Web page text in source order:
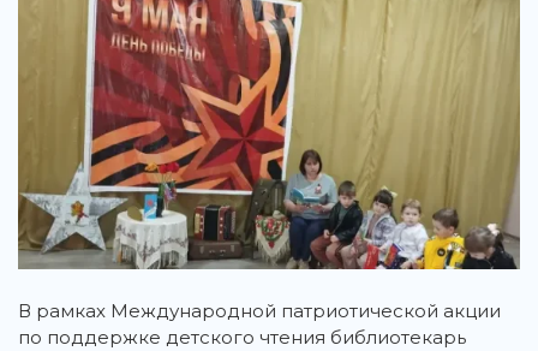
В рамках Международной патриотической акции
по поддержке детского чтения библиотекарь